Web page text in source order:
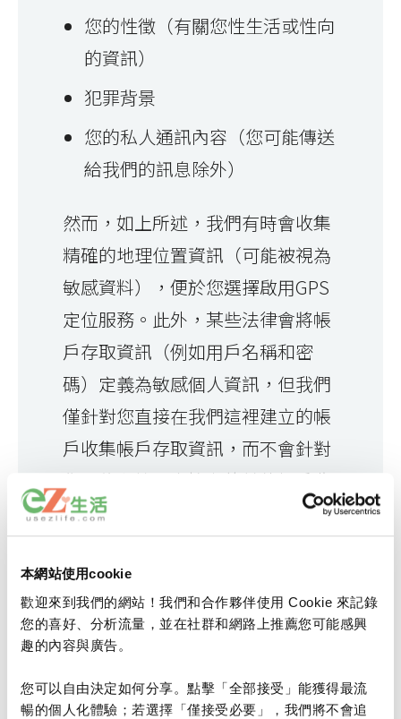
本網站使用cookie
歡迎來到我們的網站！我們和合作夥伴使用 Cookie 來記錄
您的喜好、分析流量，並在社群和網路上推薦您可能感興
趣的內容與廣告。
您可以自由決定如何分享。點擊「全部接受」能獲得最流
暢的個人化體驗；若選擇「僅接受必要」，我們將不會追
您的性徵（有關您性生活或性向
的資訊）
犯罪背景
您的私人通訊內容（您可能傳送
給我們的訊息除外）
然而，如上所述，我們有時會收集
精確的地理位置資訊（可能被視為
敏感資料），便於您選擇啟用GPS
定位服務。此外，某些法律會將帳
戶存取資訊（例如用戶名稱和密
碼）定義為敏感個人資訊，但我們
僅針對您直接在我們這裡建立的帳
戶收集帳戶存取資訊，而不會針對
您可能在第三方擁有的其他帳戶收
集帳戶存取資訊。
最後，在某些情況下，我們會請求
您提供上述某些資訊（例如，讀者
調查詢問您的政治傾向或種族），
但您可以拒絕回答。除此以外，我
資訊。